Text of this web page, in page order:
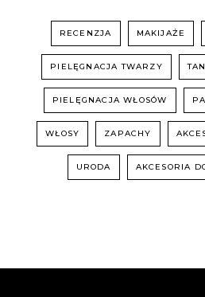
RECENZJA MAKIJAŻE
PIELĘGNACJA TWARZY
PIELĘGNACJA WŁOSÓW
WŁOSY ZAPACHY
URODA AKCESORIA